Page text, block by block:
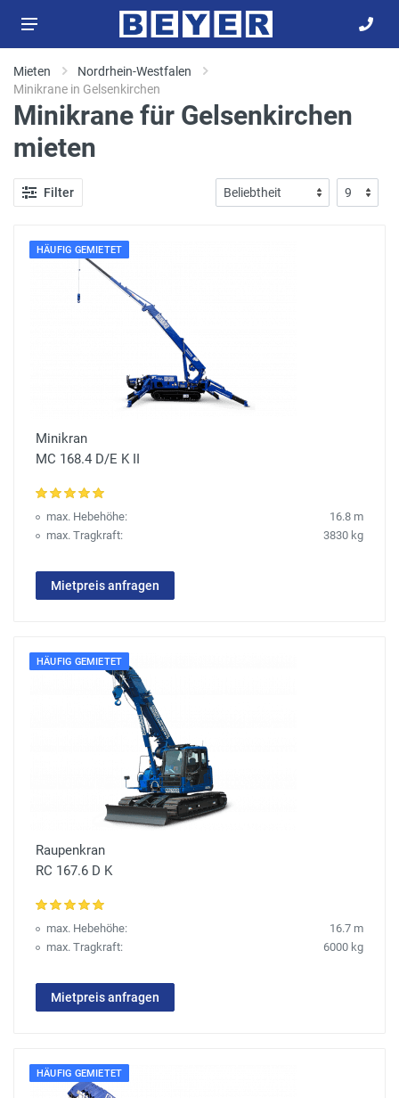
Mieten
Nordrhein-Westfalen
Minikrane in Gelsenkirchen
Minikrane für Gelsenkirchen
mieten
Filter
HÄUFIG GEMIETET
Minikran
MC 168.4 D/E K II
max. Hebehöhe:
16.8 m
max. Tragkraft:
3830 kg
Mietpreis anfragen
HÄUFIG GEMIETET
Raupenkran
RC 167.6 D K
max. Hebehöhe:
16.7 m
max. Tragkraft:
6000 kg
Mietpreis anfragen
HÄUFIG GEMIETET